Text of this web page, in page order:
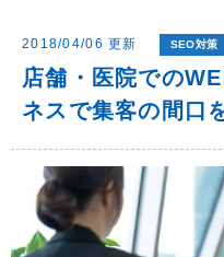
2018/04/06 更新 SEO対策
店舗・医院での
ネスで集客の間口